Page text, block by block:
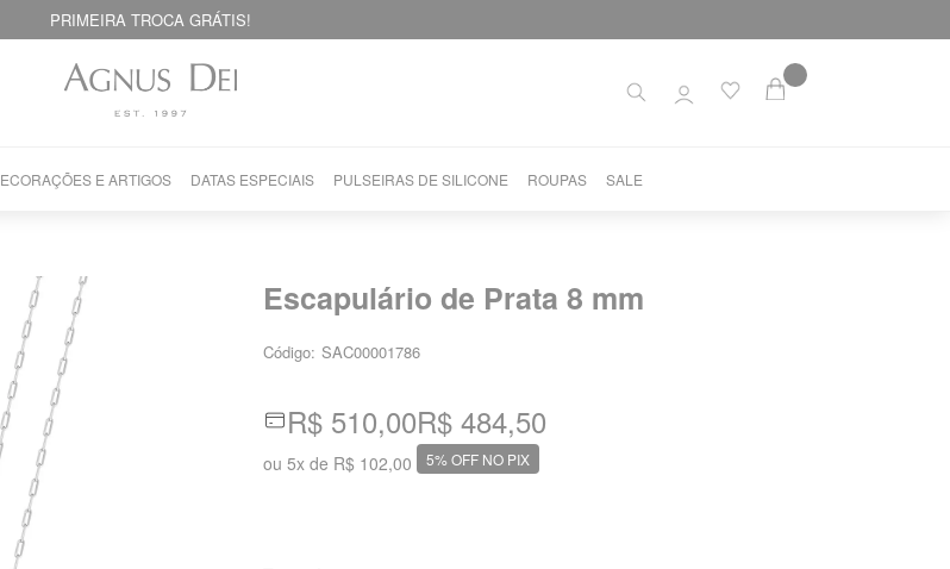
PRIMEIRA TROCA GRÁTIS!
DECORAÇÕES E ARTIGOS DATAS ESPECIAIS PULSEIRAS DE SILICONE ROUPAS SALE
Escapulário de Prata 8 mm
Código: SAC00001786
R$ 510,00
ou 5xde R$ 102,00
R$ 484,50
5% OFF NO PIX